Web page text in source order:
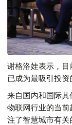
谢格洛娃表示，目
已成为最吸引投资
来自国内和国际
物联网行业的当
注了智慧城市有